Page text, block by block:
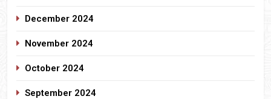
December 2024
November 2024
October 2024
September 2024